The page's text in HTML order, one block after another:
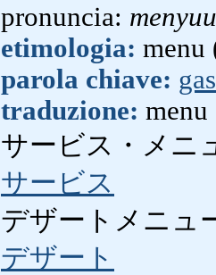
pronuncia: menyuu
etimologia: menu
parola chiave:
traduzione: menu
サービス・メニ
サービス
デザートメニュ
デザート